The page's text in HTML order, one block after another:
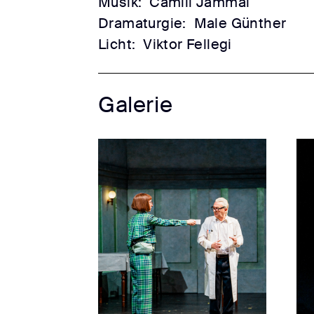
Dramaturgie: Male Günther
Licht: Viktor Fellegi
Galerie